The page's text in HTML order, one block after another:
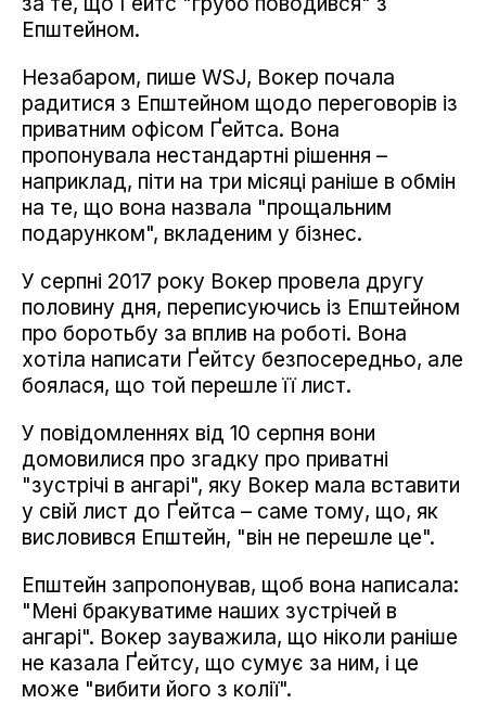
Епштейном.
Незабаром, пише WSJ, Вокер почала
радитися з Епштейном щодо переговорів із
приватним офісом Ґейтса. Вона
пропонувала нестандартні рішення –
наприклад, піти на три місяці раніше в обмін
на те, що вона назвала "прощальним
подарунком", вкладеним у бізнес.
У серпні 2017 року Вокер провела другу
половину дня, переписуючись із Епштейном
про боротьбу за вплив на роботі. Вона
хотіла написати Ґейтсу безпосередньо, але
боялася, що той перешле її лист.
У повідомленнях від 10 серпня вони
домовилися про згадку про приватні
"зустрічі в ангарі", яку Вокер мала вставити
у свій лист до Ґейтса – саме тому, що, як
висловився Епштейн, "він не перешле це".
Епштейн запропонував, щоб вона написала:
"Мені бракуватиме наших зустрічей в
ангарі". Вокер зауважила, що ніколи раніше
не казала Ґейтсу, що сумує за ним, і це
може "вибити його з колії".